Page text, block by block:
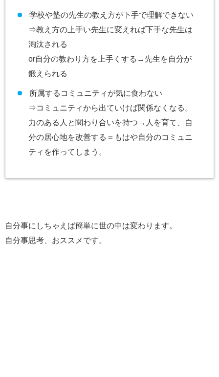
学校や塾の先生の教え方が下手で理解できない
⇒教え方の上手い先生に変えれば下手な先生は
淘汰される
or自分の教わり方を上手くする→先生を自分が
鍛えられる
所属するコミュニティが気に食わない
⇒コミュニティから出ていけば関係なくなる。
力のある人と関わり合いを持つ→人を育て、自
分の居心地を改善する＝もはや自分のコミュニ
ティを作ってしまう。
自分事にしちゃえば簡単に世の中は変わります。
自分事思考、おススメです。